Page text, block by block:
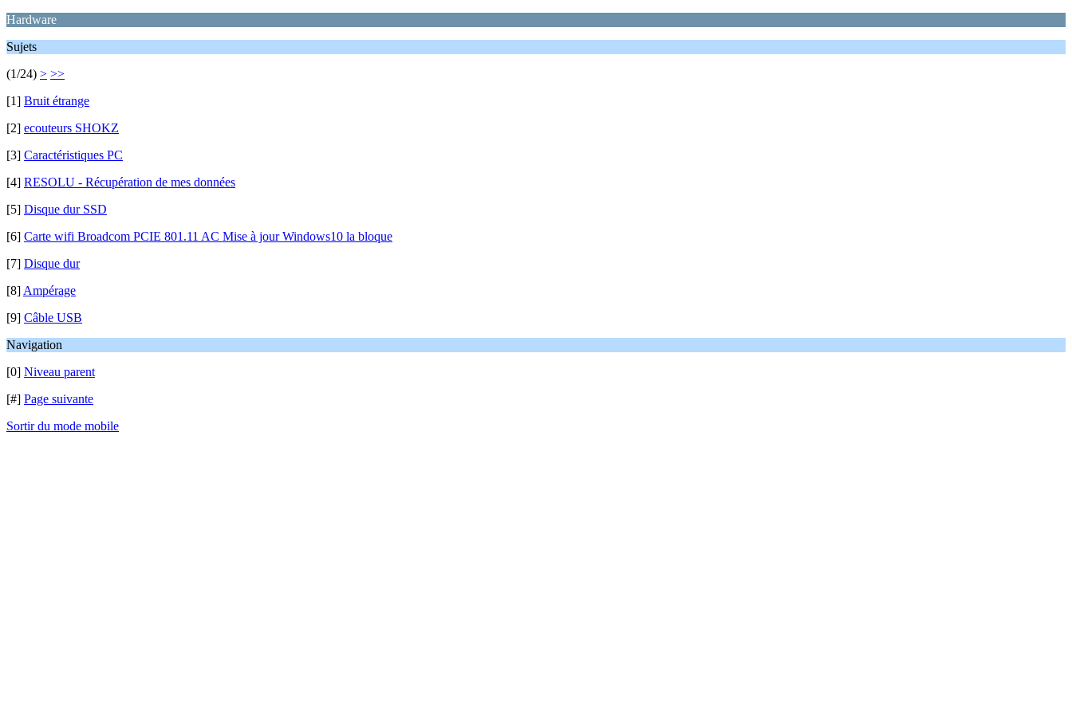
Hardware
Sujets
(1/24) > >>
[1] Bruit étrange
[2] ecouteurs SHOKZ
[3] Caractéristiques PC
[4] RESOLU - Récupération de mes données
[5] Disque dur SSD
[6] Carte wifi Broadcom PCIE 801.11 AC Mise à jour Windows10 la bloque
[7] Disque dur
[8] Ampérage
[9] Câble USB
Navigation
[0] Niveau parent
[#] Page suivante
Sortir du mode mobile